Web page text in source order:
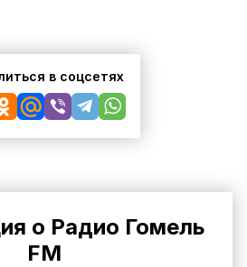
в соцсетях
о Радио Гомель
FM